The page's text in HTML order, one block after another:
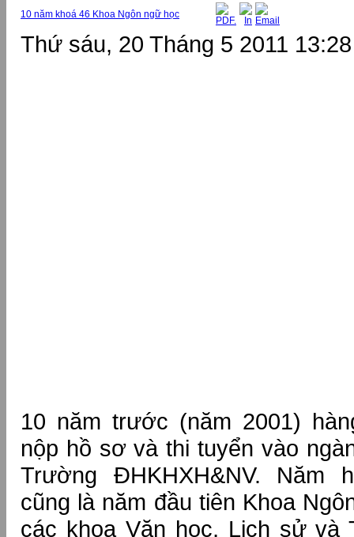
10 năm khoá 46 Khoa Ngôn ngữ học
Thứ sáu, 20 Tháng 5 2011 13:28
10 năm trước (năm 2001)
nộp hồ sơ và thi tuyển vào
Trường ĐHKHXH&NV. Năm
cũng là năm đầu tiên Khoa
các khoa Văn học, Lịch sử và